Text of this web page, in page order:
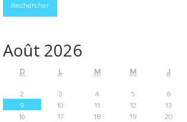
Août 2026
D L M M J
2
3 4 5 6
9
10 11 12 13
16
17 18 19 20